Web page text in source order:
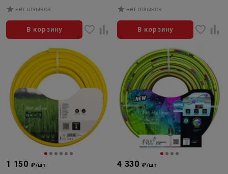
нет отзывов
В корзину
нет отзывов
В корзину
1 150 ₽/шт 4 330 ₽/шт